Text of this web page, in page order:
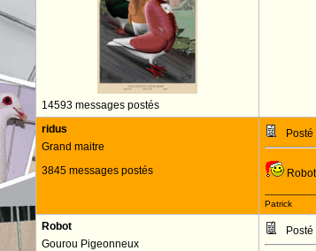
14593 messages postés
ridus
Grand maitre
3845 messages postés
Posté
Robot
Patrick
Robot
Gourou Pigeonneux
Posté